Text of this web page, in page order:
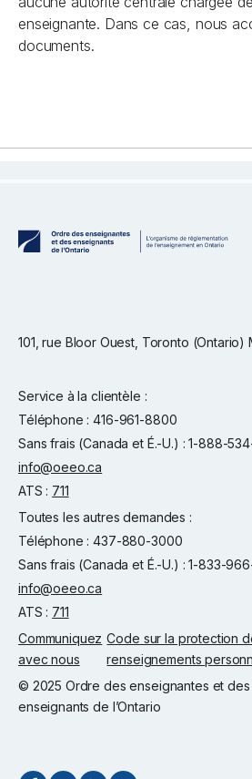
enseignante. Dans ce cas, nous
documents.
101, rue Bloor Ouest, Toronto (Ontario)
Service à la clientèle :
Téléphone : 416-961-8800
Sans frais (Canada et É.-U.) : 1-888-
info@oeeo.ca
ATS : 711
Toutes les autres demandes :
Téléphone : 437-880-3000
Sans frais (Canada et É.-U.) : 1-833-
info@oeeo.ca
ATS : 711
Communiquez
avec nous
Code sur la protection
renseignements
© 2025 Ordre des enseignantes et des
enseignants de l’Ontario